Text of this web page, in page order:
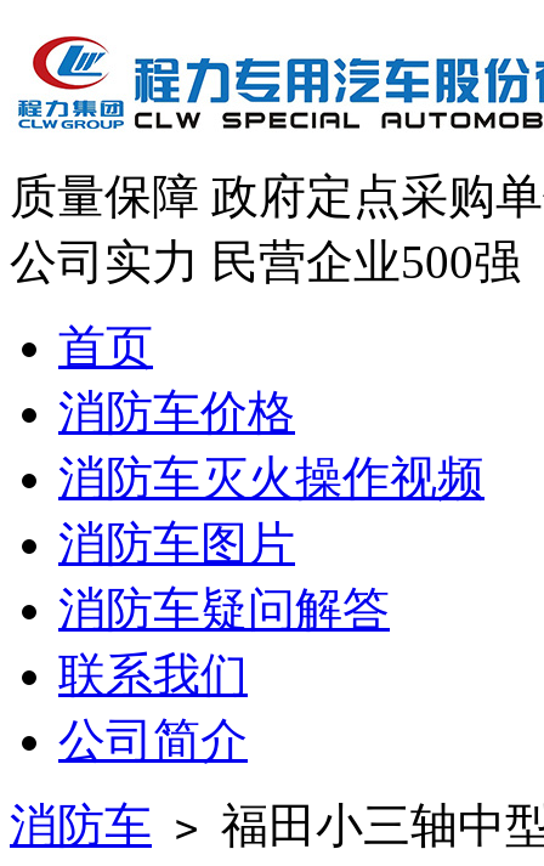
质量保障 政府定点采购
公司实力 民营企业500强
首页
消防车价格
消防车灭火操作视频
消防车图片
消防车疑问解答
联系我们
公司简介
消防车 > 福田小三轴中